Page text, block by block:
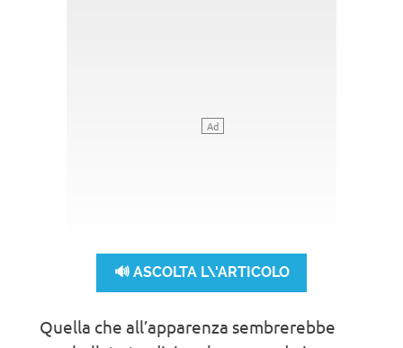
🔊 ASCOLTA L\'ARTICOLO
Quella che all’apparenza sembrerebbe